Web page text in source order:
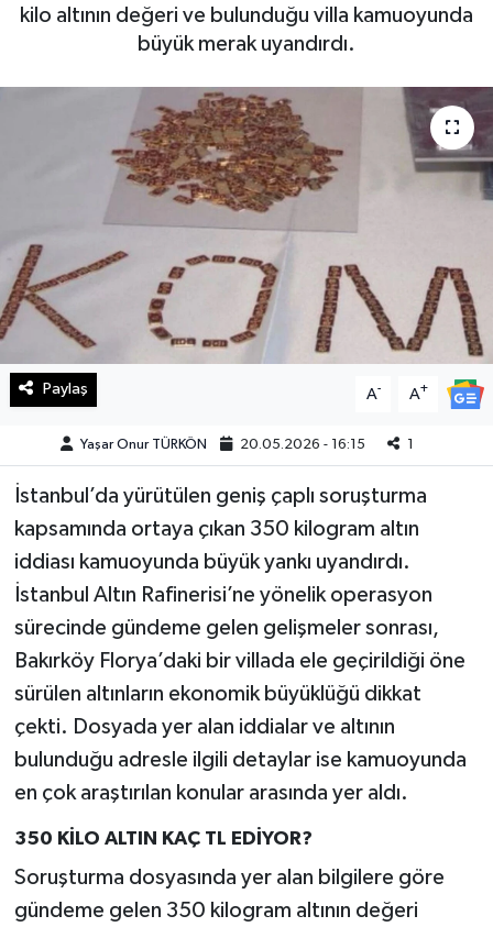
kilo altının değeri ve bulunduğu villa kamuoyunda
büyük merak uyandırdı.
Paylaş A- A+
Yaşar Onur TÜRKÖN 20.05.2026 - 16:15 1
İstanbul’da yürütülen geniş çaplı soruşturma
kapsamında ortaya çıkan 350 kilogram altın
iddiası kamuoyunda büyük yankı uyandırdı.
İstanbul Altın Rafinerisi’ne yönelik operasyon
sürecinde gündeme gelen gelişmeler sonrası,
Bakırköy Florya’daki bir villada ele geçirildiği öne
sürülen altınların ekonomik büyüklüğü dikkat
çekti. Dosyada yer alan iddialar ve altının
bulunduğu adresle ilgili detaylar ise kamuoyunda
en çok araştırılan konular arasında yer aldı.
350 KİLO ALTIN KAÇ TL EDİYOR?
Soruşturma dosyasında yer alan bilgilere göre
gündeme gelen 350 kilogram altının değeri
Haberde İnsan
Magazin
Manşetler
Resmi İlan
Sağlık
Spor
SürManşet
Yaşam
KAHRAMANMARAŞ